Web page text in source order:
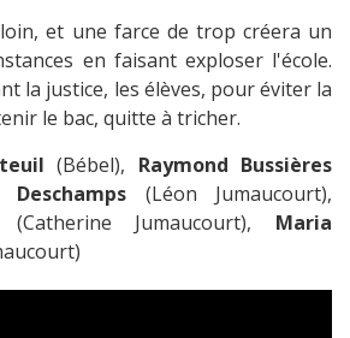
et une farce de trop créera un
en faisant exploser l'école.
la justice, les élèves, pour éviter la
le bac, quitte à tricher.
(Bébel), Raymond Bussières
Deschamps (Léon Jumaucourt),
(Catherine Jumaucourt), Maria